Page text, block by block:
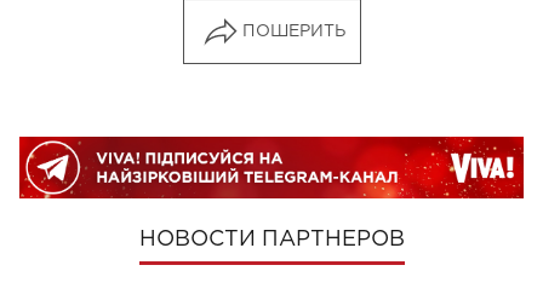
ПОШЕРИТЬ
НОВОСТИ ПАРТНЕРОВ